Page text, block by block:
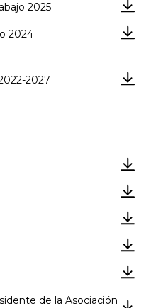
2025
2024
2027
de la Asociación